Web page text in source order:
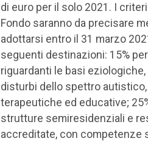
di euro per il solo 2021. I
Fondo saranno da precisare
adottarsi entro il 31 marzo
seguenti destinazioni: 15%
riguardanti le basi
disturbi dello spettro
terapeutiche ed educative;
strutture semiresidenziali e
accreditate, con